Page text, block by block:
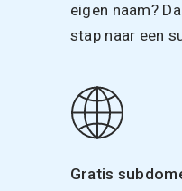
eigen naam?
stap naar een
Gratis